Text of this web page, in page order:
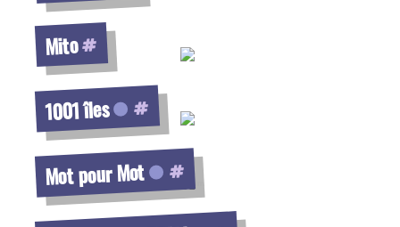
Mito
1001 îles
Mot pour Mot
Voir la fiche
Voir la fiche